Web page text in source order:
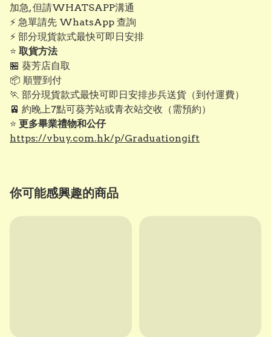
加急, 但請WHATSAPP溝通
⚡ 急單請先 WhatsApp 查詢
⚡ 部分現貨款式最快可即日安排
⭐ 取貨方法
🏪 葵芳店自取
📦 順豐到付
🏃 部分現貨款式最快可即日安排步兵送貨（到付運費）
🚈 約晚上7點可葵芳站或青衣站交收（需預約）
⭐ 更多畢業禮物和公仔
https://vbuy.com.hk/p/Graduationgift
你可能感興趣的商品